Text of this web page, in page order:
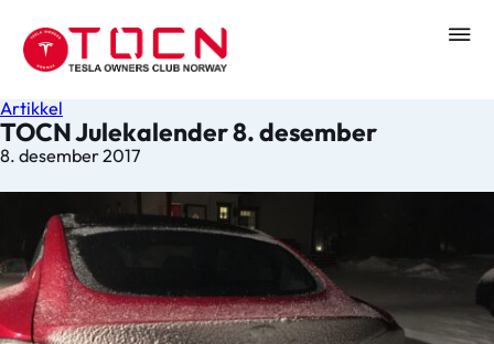
TOCN Julekalender 8. desember
Artikkel
8. desember 2017